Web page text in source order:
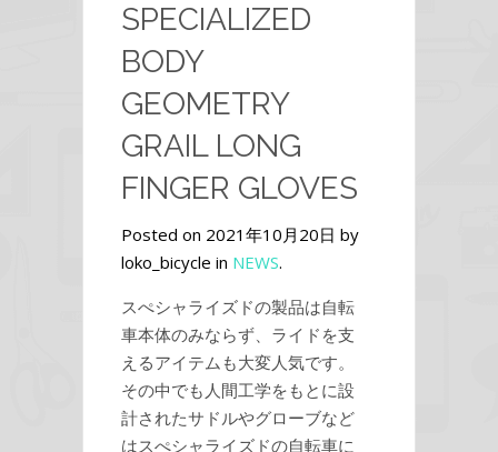
SPECIALIZED
BODY
GEOMETRY
GRAIL LONG
FINGER GLOVES
Posted on 2021年10月20日 by
loko_bicycle in NEWS.
スぺシャライズドの製品は自転
車本体のみならず、ライドを支
えるアイテムも大変人気です。
その中でも人間工学をもとに設
計されたサドルやグローブなど
はスぺシャライズドの自転車に